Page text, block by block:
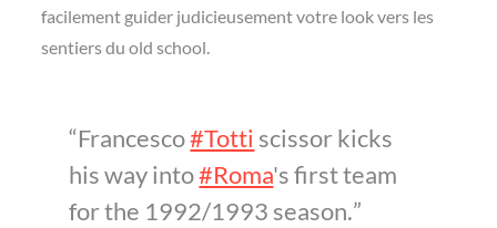
facilement guider judicieusement votre look vers les
sentiers du old school.
Francesco#Totti scissor kicks
his way into#Roma's first team
for the 1992/1993 season.